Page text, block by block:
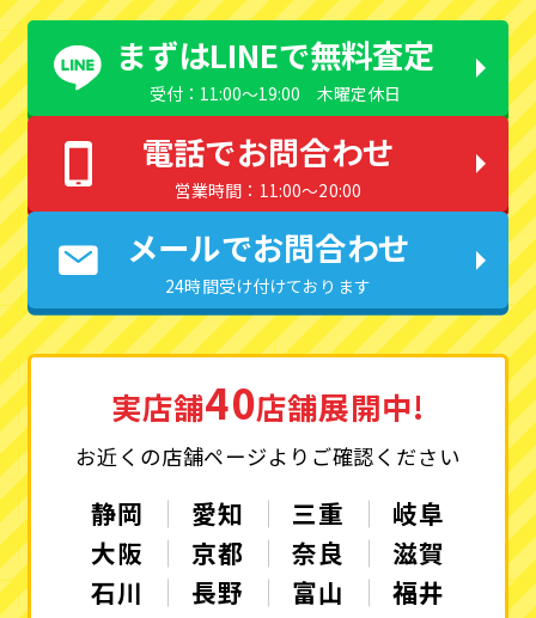
まずはLINEで無料査定
受付：11:00〜19:00 木曜定休日
電話でお問合わせ
営業時間：11:00〜20:00
メールでお問合わせ
24時間受け付けております
実店舗40店舗展開中!
お近くの店舗ページよりご確認ください
静岡 愛知 三重
岐阜
大阪
京都 奈良
滋賀
石川
長野 富山
福井